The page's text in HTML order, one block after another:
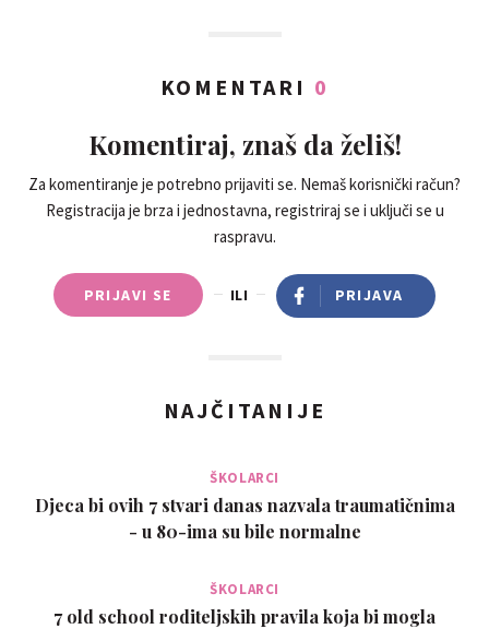
KOMENTARI 0
Komentiraj, znaš da želiš!
Za komentiranje je potrebno prijaviti se. Nemaš korisnički račun?
Registracija je brza i jednostavna, registriraj se i uključi se u
raspravu.
PRIJAVI SE ILI PRIJAVA
NAJČITANIJE
ŠKOLARCI
Djeca bi ovih 7 stvari danas nazvala traumatičnima
- u 80-ima su bile normalne
ŠKOLARCI
7 old school roditeljskih pravila koja bi mogla